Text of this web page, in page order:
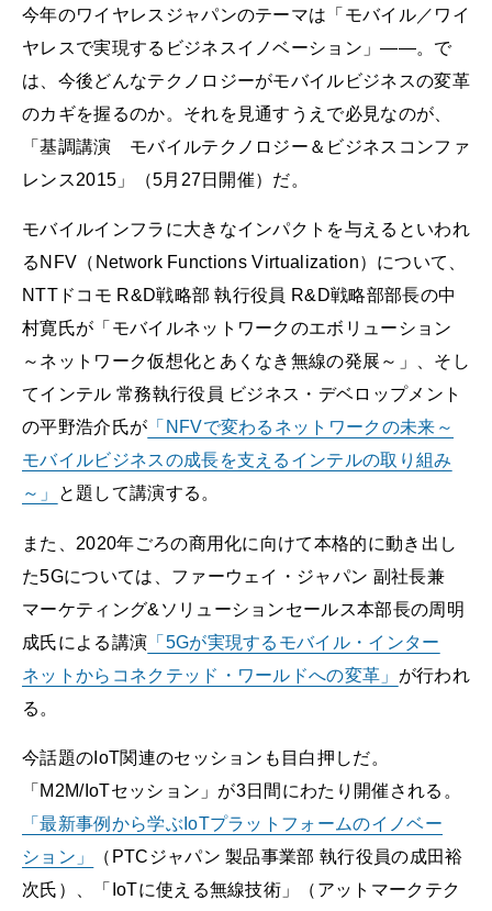
今年のワイヤレスジャパンのテーマは「モバイル／ワイ
ヤレスで実現するビジネスイノベーション」――。で
は、今後どんなテクノロジーがモバイルビジネスの変革
のカギを握るのか。それを見通すうえで必見なのが、
「基調講演 モバイルテクノロジー＆ビジネスコンファ
レンス2015」（5月27日開催）だ。
モバイルインフラに大きなインパクトを与えるといわれ
るNFV（Network Functions Virtualization）について、
NTTドコモ R&D戦略部 執行役員 R&D戦略部部長の中
村寛氏が「モバイルネットワークのエボリューション
～ネットワーク仮想化とあくなき無線の発展～」、そし
てインテル 常務執行役員 ビジネス・デベロップメント
の平野浩介氏が 「NFVで変わるネットワークの未来～
モバイルビジネスの成長を支えるインテルの取り組み
～」
と題して講演する。
また、2020年ごろの商用化に向けて本格的に動き出し
た5Gについては、ファーウェイ・ジャパン 副社長兼
マーケティング&ソリューションセールス本部長の周明
成氏による講演 「5Gが実現するモバイル・インター
ネットからコネクテッド・ワールドへの変革」 が行われ
る。
今話題のIoT関連のセッションも目白押しだ。
「M2M/IoTセッション」が3日間にわたり開催される。
「最新事例から学ぶIoTプラットフォームのイノベー
ション」
（PTCジャパン 製品事業部 執行役員の成田裕
次氏）、「IoTに使える無線技術」（アットマークテク